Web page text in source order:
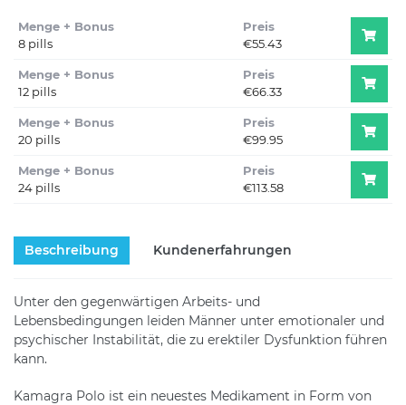
Menge + Bonus
8 pills
Preis
€55.43
Menge + Bonus
12 pills
Preis
€66.33
Menge + Bonus
20 pills
Preis
€99.95
Menge + Bonus
24 pills
Preis
€113.58
Beschreibung Kundenerfahrungen
Unter den gegenwärtigen Arbeits- und
Lebensbedingungen leiden Männer unter emotionaler und
psychischer Instabilität, die zu erektiler Dysfunktion führen
kann.
Kamagra Polo ist ein neuestes Medikament in Form von